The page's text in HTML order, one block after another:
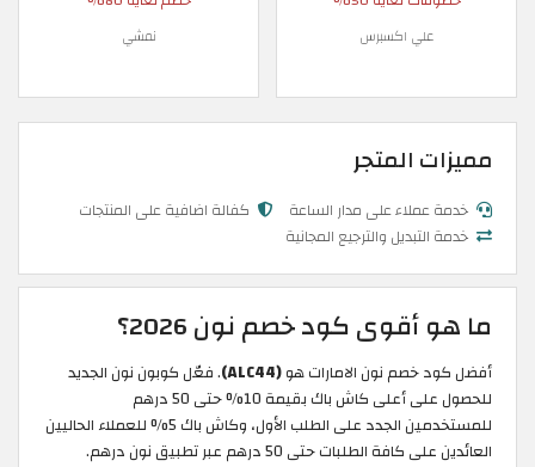
علي اكسبرس نمشي
مميزات المتجر
خدمة عملاء على مدار الساعة
كفالة اضافية على المنتجات
خدمة التبديل والترجيع المجانية
ما هو أقوى كود خصم نون 2026؟
أفضل كود خصم نون الامارات هو(ALC44)
. فعّل كوبون نون الجديد
للحصول على أعلى كاش باك بقيمة 10% حتى 50 درهم
للمستخدمين الجدد على الطلب الأول، وكاش باك 5% للعملاء الحاليين
العائدين على كافة الطلبات حتى 50 درهم عبر تطبيق نون درهم.